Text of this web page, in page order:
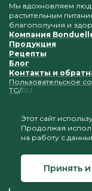
Мы вдохновляем
растительным
благополучия и
Компания
Продукция
Рецепты
Блог
Контакты и
Пользовательское
TG RU
Приветствуется
материалов при
© 2026 Bonduelle
Этот сайт
Продолжая
на работу с
Принять